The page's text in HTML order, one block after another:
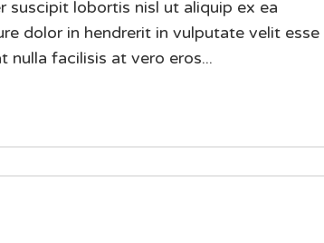
suscipit lobortis nisl ut aliquip ex ea
dolor in hendrerit in vulputate velit esse
nulla facilisis at vero eros...